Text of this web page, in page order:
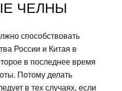
ЧЕЛНЫ
способствовать
России и Китая в
в последнее время
Потому делать
в тех случаях, если